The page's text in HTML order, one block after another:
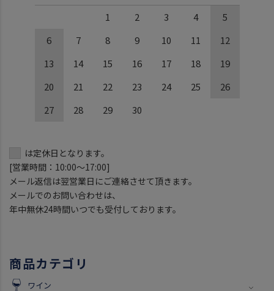
1 2 3 4
5
6
7 8 9 10 11
12
13
14 15 16 17 18
19
20
21 22 23 24 25
26
27
28 29 30
は定休日となります。
[営業時間：10:00～17:00]
メール返信は翌営業日にご連絡させて頂きます。
メールでのお問い合わせは、
年中無休24時間いつでも受付しております。
商品カテゴリ
ワイン